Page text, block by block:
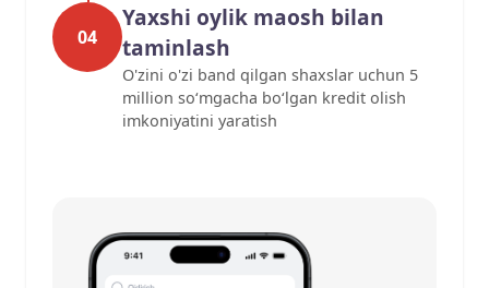
04
Yaxshi oylik maosh bilan
taminlash
O'zini o'zi band qilgan shaxslar uchun 5
million so‘mgacha bo‘lgan kredit olish
imkoniyatini yaratish